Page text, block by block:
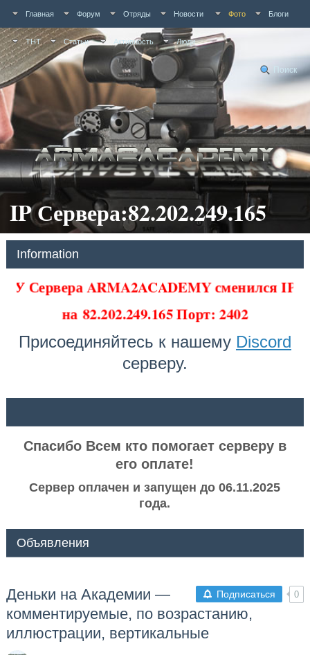
Главная Форум Отряды Новости Фото Блоги
ТНТ Статьи Активность Люди
Поиск
IP Сервера:82.202.249.165
Information
У Сервера ARMA2ACADEMY сменился IP
на82.202.249.165 Порт: 2402
Присоединяйтесь к нашему Discord
серверу.
Спасибо Всем кто помогает серверу в
его оплате!
Сервер оплачен и запущен до 06.11.2025
года.
Объявления
Подписаться 0
Деньки на Академии —
комментируемые, по возрастанию,
иллюстрации, вертикальные